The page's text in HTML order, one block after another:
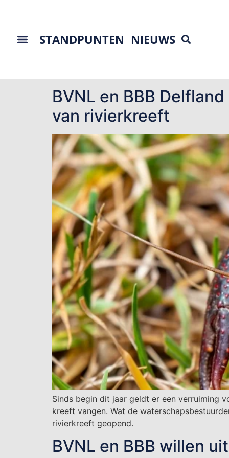
STANDPUNTEN NIEUWS
BVNL en BBB
van rivierkreeft
Sinds begin dit jaar geldt er een verruiming
kreeft vangen. Wat de
rivierkreeft geopend.
BVNL en BBB willen